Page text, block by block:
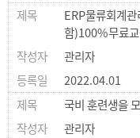
ERP물류회계
함)100%무료
관리자
2022.04.01
국비 훈련생을
관리자